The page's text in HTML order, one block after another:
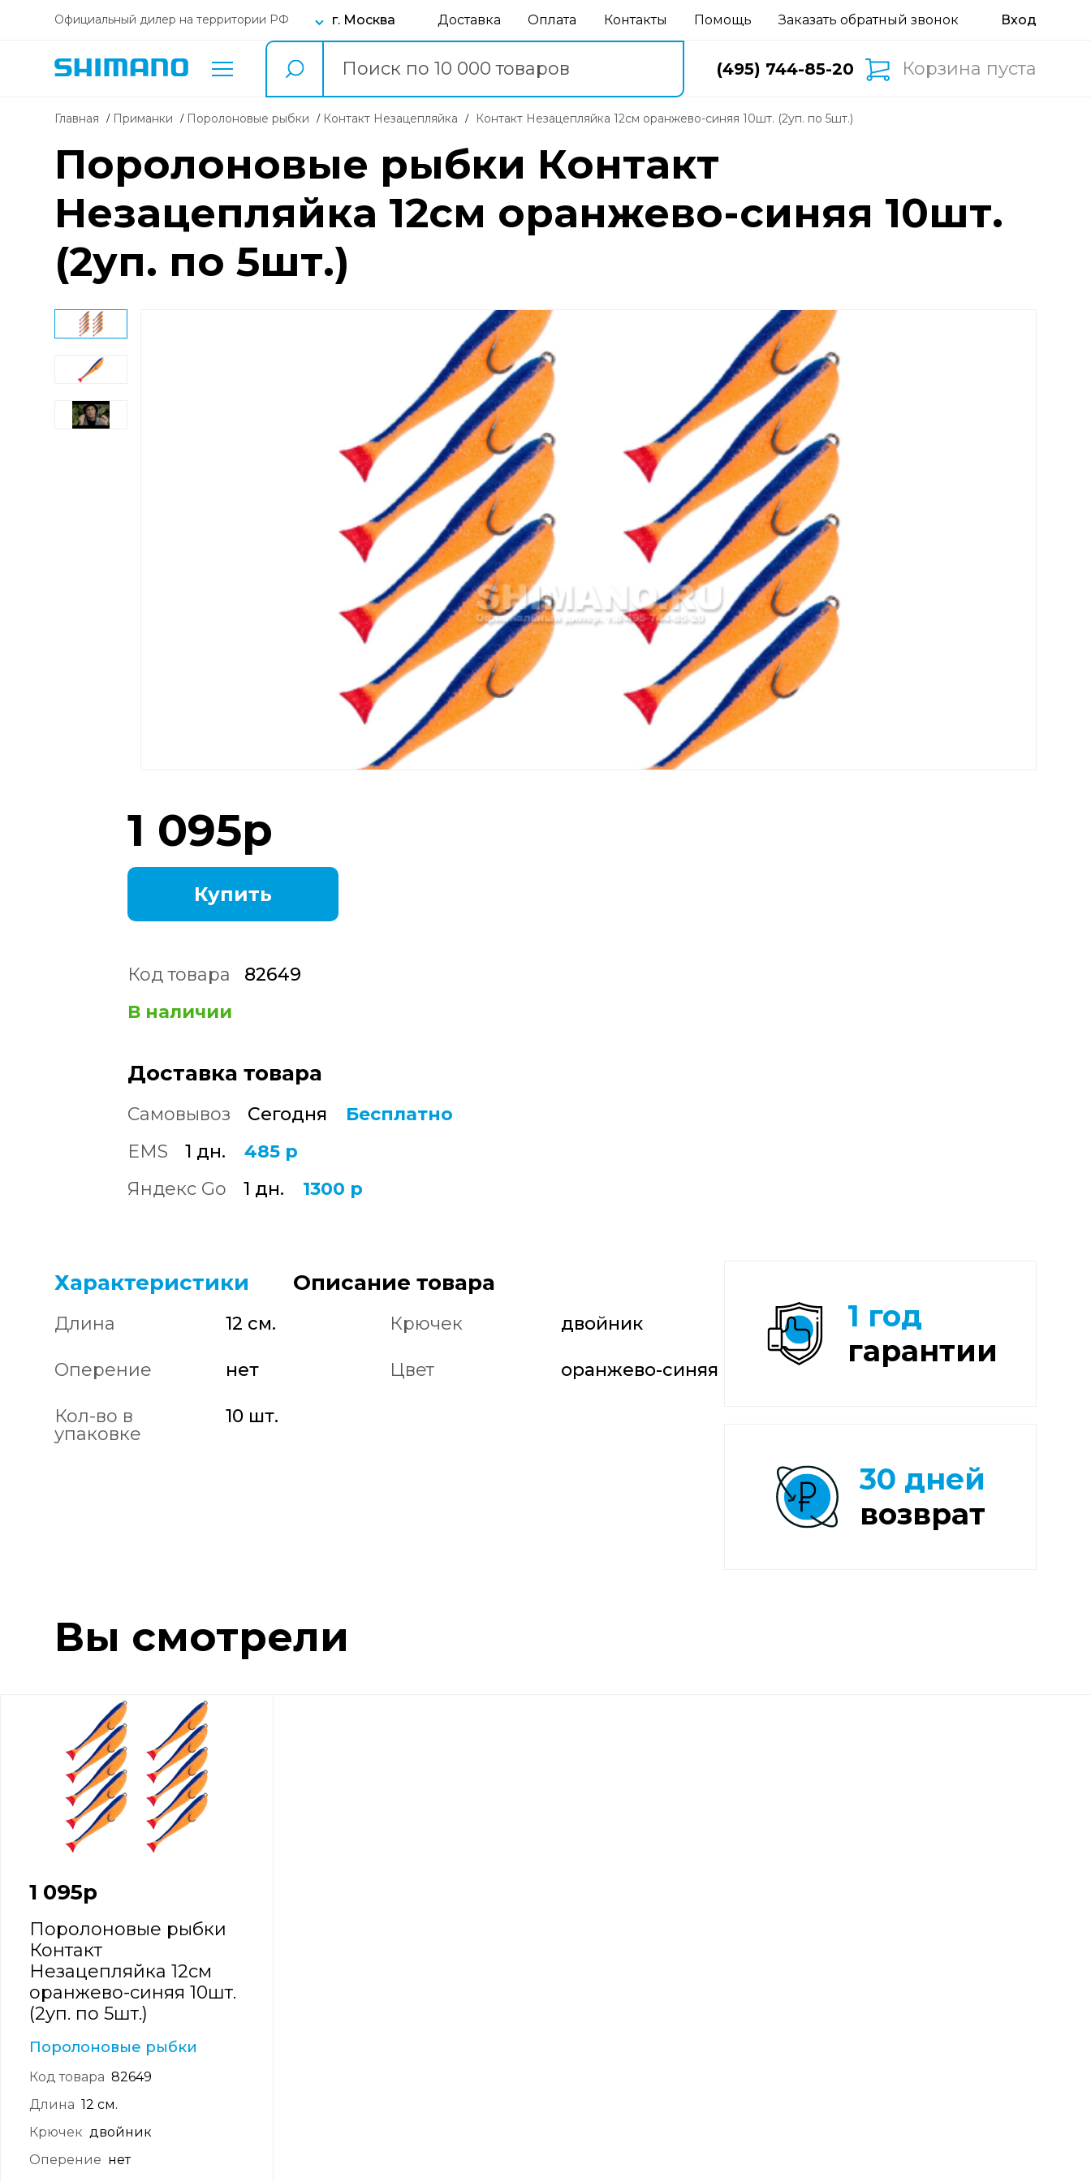
Официальный дилер на территории РФ г. Москва Доставка Оплата Контакты Помощь Заказать обратный звонок
(495) 744-85-20 Корзина пуста
Главная Приманки поролоновые рыбки Контакт Незацепляйка Контакт Незацепляйка 12см оранжево-синяя 10шт. (2уп. по 5шт.)
Поролоновые рыбки Контакт
Незацепляйка 12см оранжево-синяя 10шт.
(2уп. по 5шт.)
1 095р
Купить
Код товара
82649
В наличии
Доставка товара
Самовывоз Сегодня
Бесплатно
EMS
1 дн.
485 р
Яндекс Go
1 дн. 1300 р
Характеристики Описание товара
Длина 12 см. Крючек двойник
Оперение нет Цвет оранжево-синяя
Кол-во в
упаковке
10 шт.
1 год
гарантии
30 дней
возврат
Вы смотрели
1 095р
Поролоновые рыбки
Контакт
Незацепляйка 12см
оранжево-синяя 10шт.
(2уп. по 5шт.)
Поролоновые рыбки
Код товара 82649
Длина 12 см.
Крючек двойник
Оперение нет